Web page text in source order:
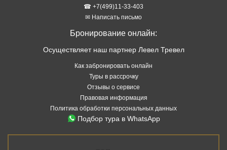
☎ +7(499)11-33-403
✉ Написать письмо
Бронирование онлайн:
Осуществляет наш партнер Левел Тревел
Как забронировать онлайн
Туры в рассрочку
Отзывы о сервисе
Правовая информация
Политика обработки персональных данных
Подбор тура в WhatsApp